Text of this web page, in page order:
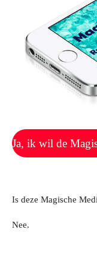
Ja, ik wil de
Is deze Magische
Nee.